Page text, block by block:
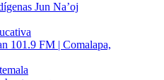
Jun Na’oj
101.9 FM | Comalapa,